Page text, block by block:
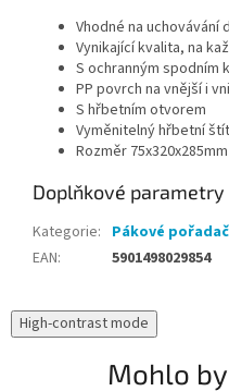
Vhodné na uchovávání
Vynikající kvalita, na
S ochranným spodním
PP povrch na vnější i
S hřbetním otvorem
Vyměnitelný hřbetní
Rozměr 75x320x285mm
Doplňkové parametry
Kategorie: Pákové
EAN: 5901498029854
High-contrast mode
Mohlo